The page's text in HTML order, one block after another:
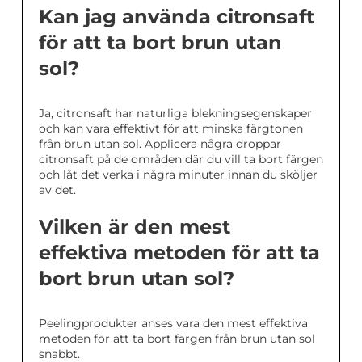
Kan jag använda citronsaft
för att ta bort brun utan
sol?
Ja, citronsaft har naturliga blekningsegenskaper
och kan vara effektivt för att minska färgtonen
från brun utan sol. Applicera några droppar
citronsaft på de områden där du vill ta bort färgen
och låt det verka i några minuter innan du sköljer
av det.
Vilken är den mest
effektiva metoden för att ta
bort brun utan sol?
Peelingprodukter anses vara den mest effektiva
metoden för att ta bort färgen från brun utan sol
snabbt.